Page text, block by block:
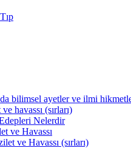
bilimsel ayetler ve ilmi
havassı (sırları)
Nelerdir
ve Havassı
ve Havassı (sırları)